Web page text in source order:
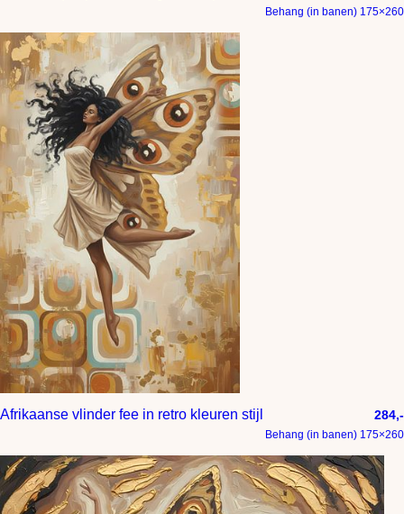
Behang (in banen) 175×260
Afrikaanse vlinder fee in retro kleuren stijl 284,-
Behang (in banen) 175×260